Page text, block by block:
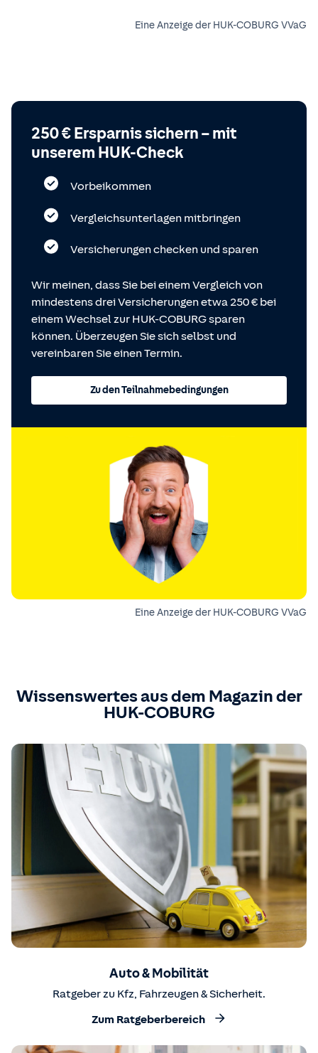
Eine Anzeige der HUK-COBURG VVaG
250 € Ersparnis sichern – mit
unserem HUK-Check
Vorbeikommen
Vergleichsunterlagen mitbringen
Versicherungen checken und sparen
Wir meinen, dass Sie bei einem Vergleich von
mindestens drei Versicherungen etwa 250 € bei
einem Wechsel zur HUK-COBURG sparen
können. Überzeugen Sie sich selbst und
vereinbaren Sie einen Termin.
Zu den Teilnahmebedingungen
Eine Anzeige der HUK-COBURG VVaG
Wissenswertes aus dem Magazin der
HUK-COBURG
Auto & Mobilität
Ratgeber zu Kfz, Fahrzeugen & Sicherheit.
Zum Ratgeberbereich